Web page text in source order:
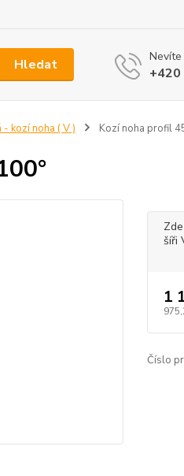
Hledat Nevíte
- kozí noha ( V ) Kozí noha profil
šíři
1
Číslo